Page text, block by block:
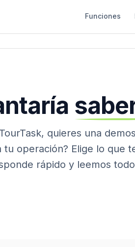
Funciones
quieres una
operación? Elige lo que
rápido y leemos